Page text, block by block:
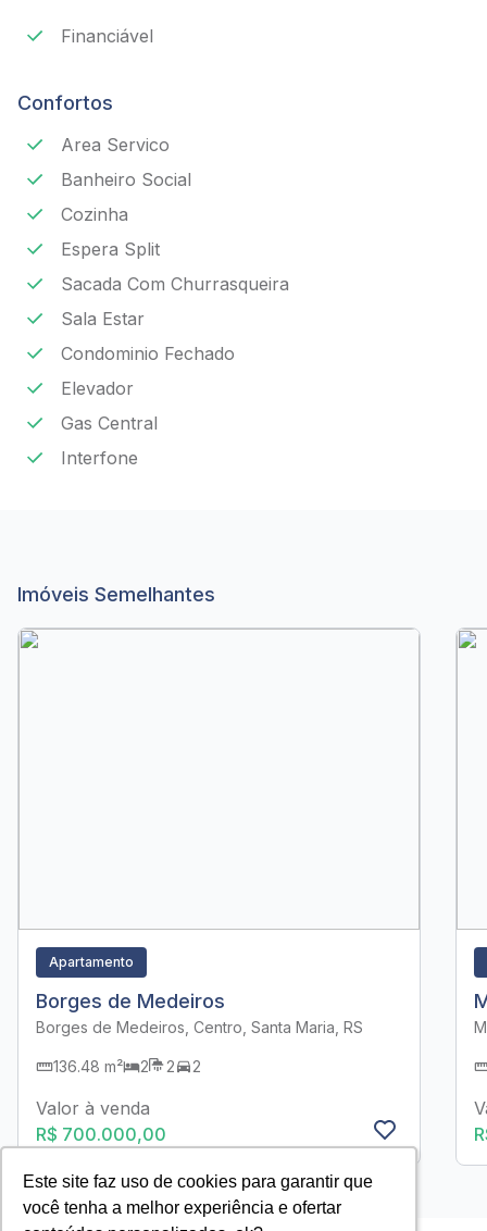
Este site faz uso de cookies para garantir que
você tenha a melhor experiência e ofertar
Este site faz uso de cookies para garantir que
você tenha a melhor experiência e ofertar
Financiável
Confortos
Area Servico
Banheiro Social
Cozinha
Espera Split
Sacada Com Churrasqueira
Sala Estar
Condominio Fechado
Elevador
Gas Central
Interfone
Imóveis Semelhantes
Apartamento
Borges de Medeiros
Borges de Medeiros, Centro, Santa Maria, RS
136.48 m² 2 2 2
Valor à venda
R$ 700.000,00